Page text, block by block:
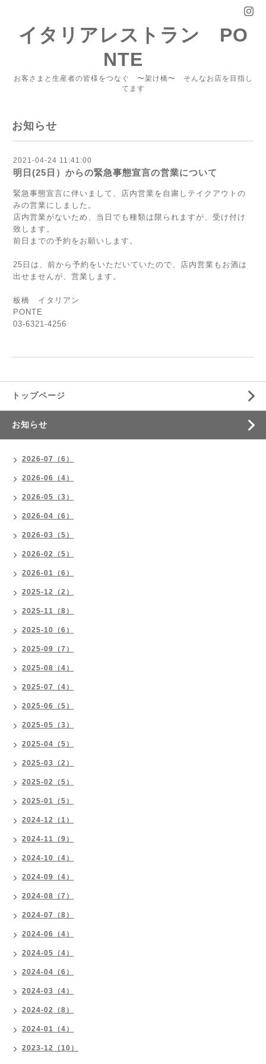
イタリアレストラン PO
NTE
お客さまと生産者の皆様をつなぐ 〜架け橋〜 そんなお店を目指し
てます
お知らせ
2021-04-24 11:41:00
明日(25日）からの緊急事態宣言の営業について
緊急事態宣言に伴いまして、店内営業を自粛しテイクアウトの
みの営業にしました。
店内営業がないため、当日でも種類は限られますが、受け付け
致します。
前日までの予約をお願いします。
25日は、前から予約をいただいていたので、店内営業もお酒は
出せませんが、営業します。
板橋 イタリアン
PONTE
03-6321-4256
トップページ
お知らせ
2026-07（6）
2026-06（4）
2026-05（3）
2026-04（6）
2026-03（5）
2026-02（5）
2026-01（6）
2025-12（2）
2025-11（8）
2025-10（6）
2025-09（7）
2025-08（4）
2025-07（4）
2025-06（5）
2025-05（3）
2025-04（5）
2025-03（2）
2025-02（5）
2025-01（5）
2024-12（1）
2024-11（9）
2024-10（4）
2024-09（4）
2024-08（7）
2024-07（8）
2024-06（4）
2024-05（4）
2024-04（6）
2024-03（4）
2024-02（8）
2024-01（4）
2023-12（10）